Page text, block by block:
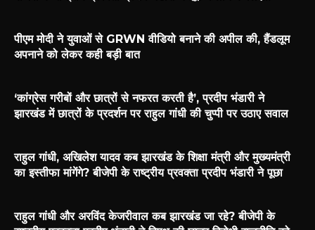
पीएम मोदी ने युवाओं से GRWN वीडियो बनाने की अपील की, हैंडलूम
अपनाने को लेकर कही बड़ी बात
‘कांग्रेस गरीबों और छात्रों से नफरत करती है’, प्रदीप भंडारी ने
झारखंड में छात्रों के प्रदर्शन पर राहुल गांधी की चुप्पी पर उठाए सवाल
राहुल गांधी, अखिलेश यादव कब झारखंड के शिक्षा मंत्री और मुख्यमंत्री
का इस्तीफा मांगेंगे? बीजेपी के राष्ट्रीय प्रवक्ता प्रदीप भंडारी ने पूछा
राहुल गांधी और अरविंद केजरीवाल कब झारखंड जा रहे? बीजेपी के